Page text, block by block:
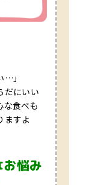
…」
だにいい
食べも
ますよ
悩み